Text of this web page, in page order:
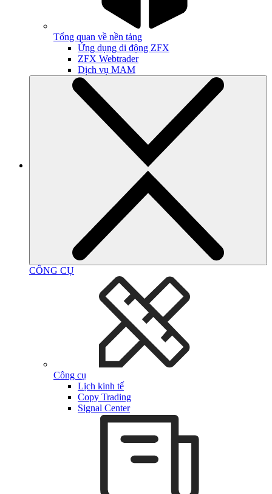
Tổng quan về nền tảng
Ứng dụng di động ZFX
ZFX Webtrader
Dịch vụ MAM
CÔNG CỤ
Công cụ
Lịch kinh tế
Copy Trading
Signal Center